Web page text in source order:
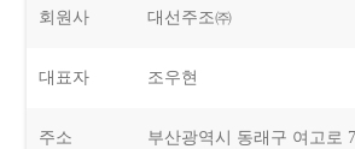
회원사 대선주조㈜
대표자 조우현
주소 부산광역시 동래구 여고로